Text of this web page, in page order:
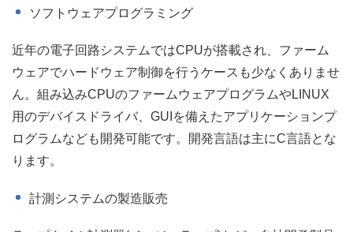
ソフトウェアプログラミング
近年の電子回路システムではCPUが搭載され、ファーム
ウェアでハードウェア制御を行うケースも少なくありませ
ん。組み込みCPUのファームウェアプログラムやLINUX
用のデバイスドライバ、GUIを備えたアプリケーションプ
ログラムなども開発可能です。開発言語は主にC言語とな
ります。
計測システムの製造販売